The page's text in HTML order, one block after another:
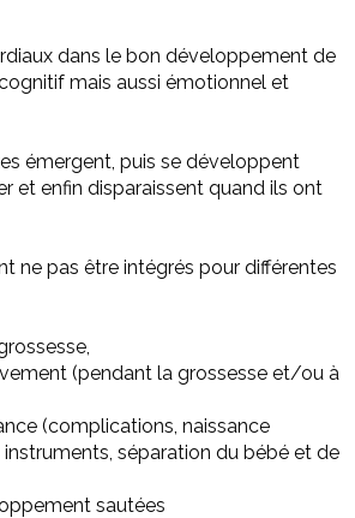
dans le bon développement de
mais aussi émotionnel et
émergent, puis se développent
et enfin disparaissent quand ils ont
ne pas être intégrés pour différentes
(pendant la grossesse et/ou à
(complications, naissance
séparation du bébé et de
sautées